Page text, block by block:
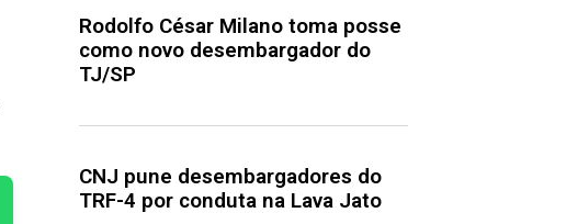
Rodolfo César Milano toma posse
como novo desembargador do
TJ/SP
CNJ pune desembargadores do
TRF-4 por conduta na Lava Jato